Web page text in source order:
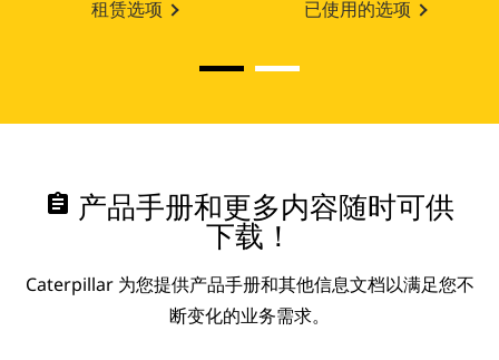
租赁选项 已使用的选项
assignment 产品手册和更多内容随时可供
下载！
Caterpillar 为您提供产品手册和其他信息文档以满足您不
断变化的业务需求。